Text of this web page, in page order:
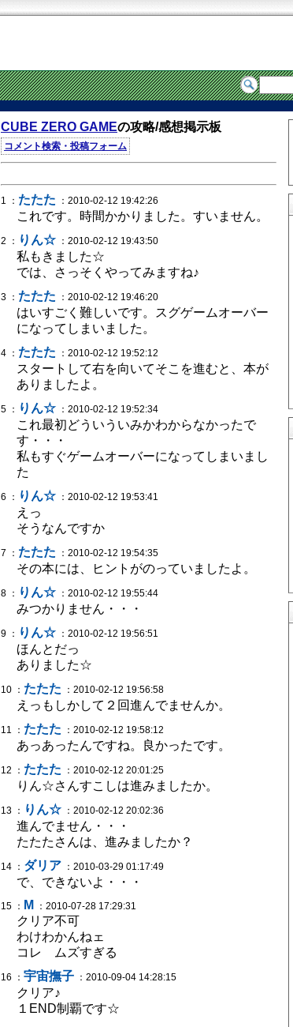
CUBE ZERO GAMEの攻略/感想掲示板
コメント検索・投稿フォーム
1 ： たたた ：2010-02-12 19:42:26
これです。時間かかりました。すいません。
2 ： りん☆ ：2010-02-12 19:43:50
私もきました☆
では、さっそくやってみますね♪
3 ： たたた ：2010-02-12 19:46:20
はいすごく難しいです。スグゲームオーバー
になってしまいました。
4 ： たたた ：2010-02-12 19:52:12
スタートして右を向いてそこを進むと、本が
ありましたよ。
5 ： りん☆ ：2010-02-12 19:52:34
これ最初どういういみかわからなかったで
す・・・
私もすぐゲームオーバーになってしまいまし
た
6 ： りん☆ ：2010-02-12 19:53:41
えっ
そうなんですか
7 ： たたた ：2010-02-12 19:54:35
その本には、ヒントがのっていましたよ。
8 ： りん☆ ：2010-02-12 19:55:44
みつかりません・・・
9 ： りん☆ ：2010-02-12 19:56:51
ほんとだっ
ありました☆
10 ： たたた ：2010-02-12 19:56:58
えっもしかして２回進んでませんか。
11 ： たたた ：2010-02-12 19:58:12
あっあったんですね。良かったです。
12 ： たたた ：2010-02-12 20:01:25
りん☆さんすこしは進みましたか。
13 ： りん☆ ：2010-02-12 20:02:36
進んでません・・・
たたたさんは、進みましたか？
14 ： ダリア ：2010-03-29 01:17:49
で、できないよ・・・
15 ： M ：2010-07-28 17:29:31
クリア不可
わけわかんねェ
コレ ムズすぎる
16 ： 宇宙撫子 ：2010-09-04 14:28:15
クリア♪
１END制覇です☆